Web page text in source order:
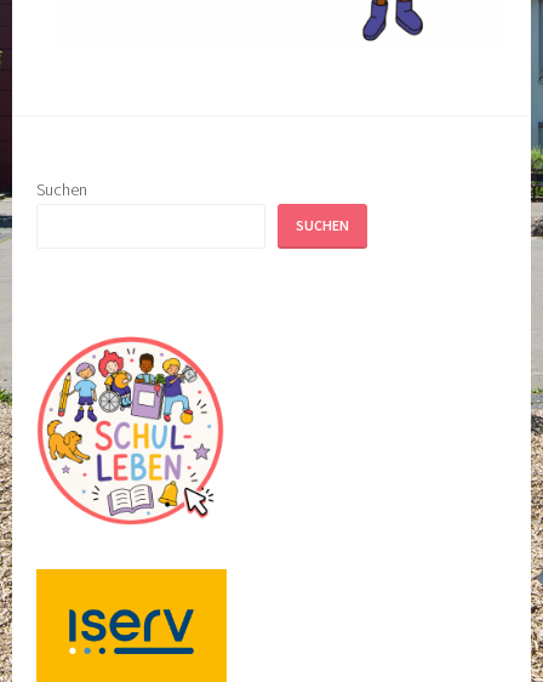
Suchen
SUCHEN